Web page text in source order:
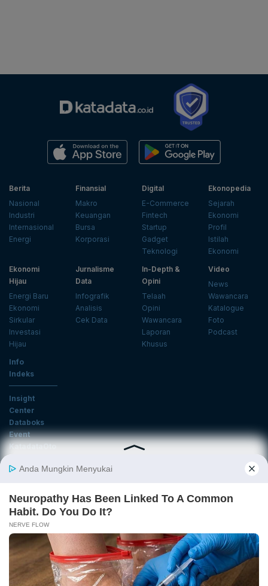
Berita
Nasional
Industri
Internasional
Energi
Finansial
Makro
Keuangan
Bursa
Korporasi
Digital
E-Commerce
Fintech
Startup
Gadget
Teknologi
Ekonopedia
Sejarah
Ekonomi
Profil
Istilah
Ekonomi
Ekonomi
Hijau
Energi Baru
Ekonomi
Sirkular
Investasi
Hijau
Jurnalisme
Data
Infografik
Analisis
Cek Data
In-Depth &
Opini
Telaah
Opini
Wawancara
Laporan
Khusus
Video
News
Wawancara
Katalogue
Foto
Podcast
Info
Indeks
Insight
Center
Databoks
Event
KatadataOto
Email
Daftar
Tentang Katadata Advertising Karier Pedoman Media Siber